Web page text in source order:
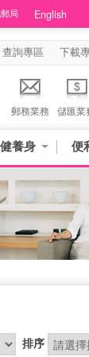
局 English
查詢專區 下載
郵務業務 儲匯業
養身 便
排序